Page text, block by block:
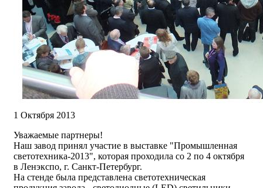
1 Октября 2013
Уважаемые партнеры!
Наш завод принял участие в выставке "Промышленная
светотехника-2013", которая проходила со 2 по 4 октября
в Ленэкспо, г. Санкт-Петербург.
На стенде была представлена светотехническая